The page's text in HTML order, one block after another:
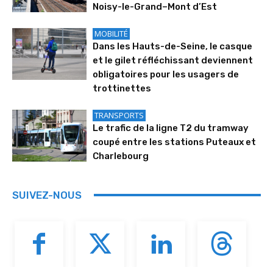
Noisy-le-Grand–Mont d’Est
MOBILITÉ
Dans les Hauts-de-Seine, le casque
et le gilet réfléchissant deviennent
obligatoires pour les usagers de
trottinettes
TRANSPORTS
Le trafic de la ligne T2 du tramway
coupé entre les stations Puteaux et
Charlebourg
SUIVEZ-NOUS